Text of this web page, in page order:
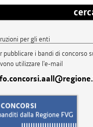
per gli enti
pubblicare i bandi di concorso
utilizzare l'e-mail